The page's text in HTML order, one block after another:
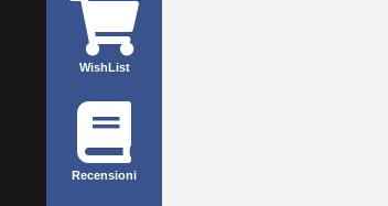
WishList
Recensioni